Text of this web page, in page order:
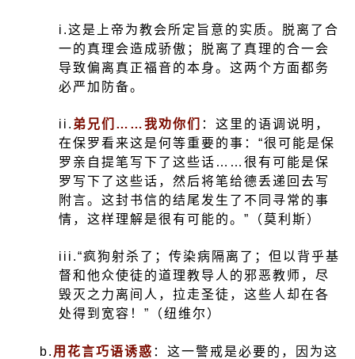
i.这是上帝为教会所定旨意的实质。脱离了合
一的真理会造成骄傲；脱离了真理的合一会
导致偏离真正福音的本身。这两个方面都务
必严加防备。
ii. 弟兄们……我劝你们
：这里的语调说明，
在保罗看来这是何等重要的事：“很可能是保
罗亲自提笔写下了这些话……很有可能是保
罗写下了这些话，然后将笔给德丢递回去写
附言。这封书信的结尾发生了不同寻常的事
情，这样理解是很有可能的。”（莫利斯）
iii.“疯狗射杀了；传染病隔离了；但以背乎基
督和他众使徒的道理教导人的邪恶教师，尽
毁灭之力离间人，拉走圣徒，这些人却在各
处得到宽容！”（纽维尔）
b. 用花言巧语诱惑 ：这一警戒是必要的，因为这